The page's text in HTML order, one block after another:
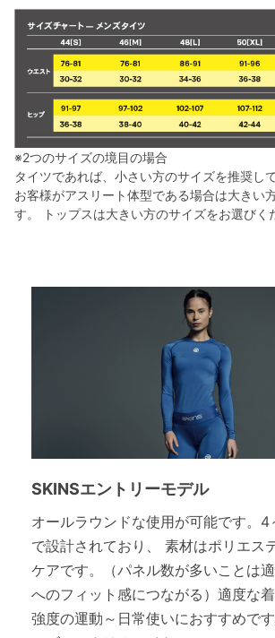
※2つのサイズの境目の場合
タイツであれば、小さい方のサイズを推奨し
お客様がアスリート体型である場合は大きい
す。 トップスは大きい方のサイズをお選びく
SKINSエントリーモデル
オールラウンドな使用が可能です。
で設計されており、 素材はポリエス
ケアです。（パネル数が多いことは
へのフィット感につながる）適度な
強度の運動～日常使いにおすすめです